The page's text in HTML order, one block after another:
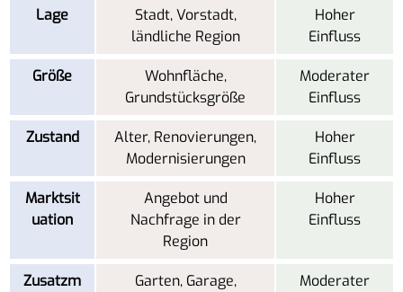
Lage
Stadt, Vorstadt,
ländliche Region
Hoher
Einfluss
Größe
Wohnfläche,
Grundstücksgröße
Moderater
Einfluss
Zustand
Alter, Renovierungen,
Modernisierungen
Hoher
Einfluss
Marktsit
uation
Angebot und
Nachfrage in der
Region
Hoher
Einfluss
Zusatzm
Garten, Garage,
Moderater